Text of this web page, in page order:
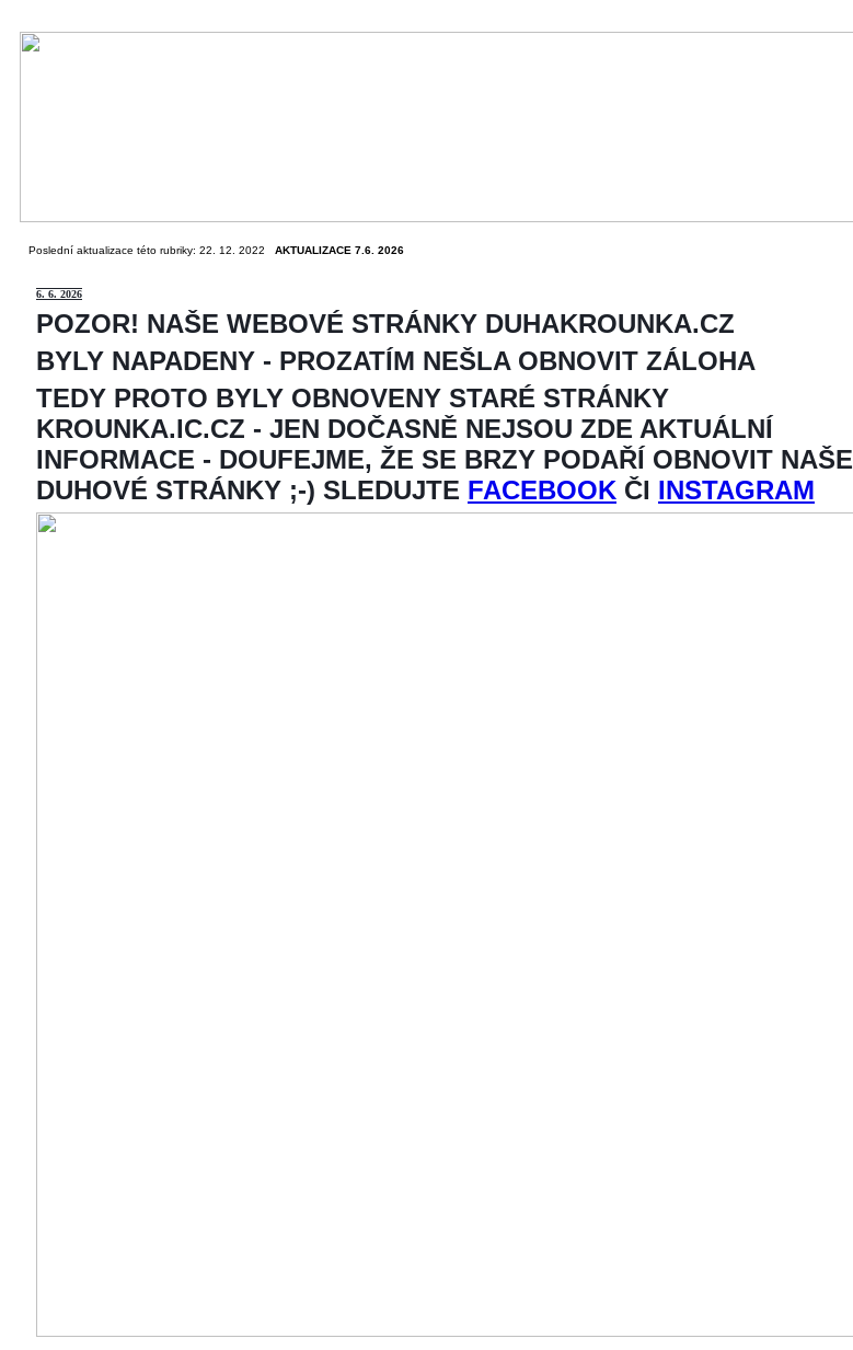
Poslední aktualizace této rubriky: 22. 12. 2022 AKTUALIZACE 7.6. 2026
6. 6. 2026
POZOR! NAŠE WEBOVÉ STRÁNKY DUHAKROUNKA.CZ
BYLY NAPADENY - PROZATÍM NEŠLA OBNOVIT ZÁLOHA
TEDY PROTO BYLY OBNOVENY STARÉ STRÁNKY
KROUNKA.IC.CZ - JEN DOČASNĚ NEJSOU ZDE AKTUÁLNÍ
INFORMACE - DOUFEJME, ŽE SE BRZY PODAŘÍ OBNOVIT NAŠE
DUHOVÉ STRÁNKY ;-) SLEDUJTE FACEBOOK ČI INSTAGRAM